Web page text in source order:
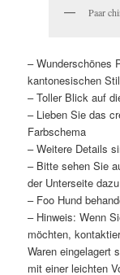
Paar
– Wunderschönes
kantonesischen Stil
– Toller Blick auf
– Lieben Sie das
Farbschema
– Weitere Details
– Bitte sehen Sie
der Unterseite dazu
– Foo Hund
– Hinweis: Wenn
möchten,
Waren eingelagert
mit einer leichten